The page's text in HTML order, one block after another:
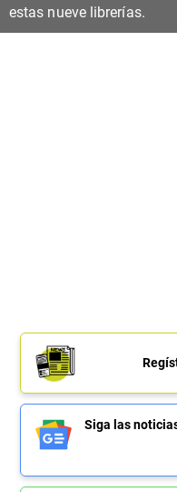
estas nueve librerías.
Siga las